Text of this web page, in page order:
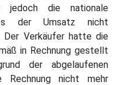
jedoch die nationale
der Umsatz nicht
Der Verkäufer hatte die
in Rechnung gestellt
der abgelaufenen
Rechnung nicht mehr